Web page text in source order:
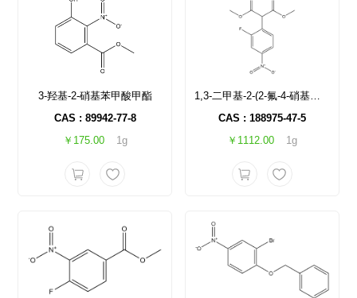
3-羟基-2-硝基苯甲酸甲酯
CAS : 89942-77-8
￥175.00
1g
1,3-二甲基-2-(2-氟-4-硝基苯基)丙二酸酯
CAS : 188975-47-5
￥1112.00
1g